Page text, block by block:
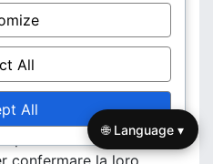
e le loro soluzioni.
istruzioni passo-
seguirle.
assicurati che siano
versione attuale del
pubblicazione e i
confermare la loro
All
All
🌐 Language ▾